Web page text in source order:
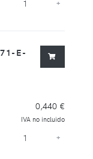
+
E-
0,440 €
IVA no incluido
+